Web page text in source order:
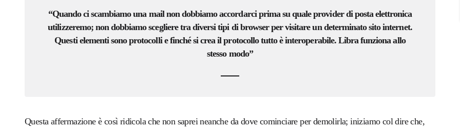
“Quando ci scambiamo una mail nondobbiamoaccordarci prima suquale provider di posta elettronica
utilizzeremo; non dobbiamo sceglieretra diversi tipi dibrowserper visitare un determinato sito internet.
Questi elementi sono protocolli e finché si crea il protocollo tutto è interoperabile. Libra funzionaallo
stesso modo”
Questa affermazione è così ridicola che non saprei neanche da dove cominciare per demolirla; iniziamo col dire che,